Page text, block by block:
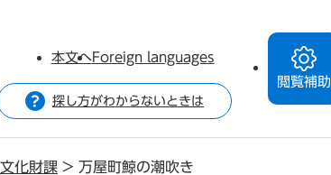
閲覧補助
本文へForeign languages
探し方がわからないときは
文化財課 > 万屋町鯨の潮吹き